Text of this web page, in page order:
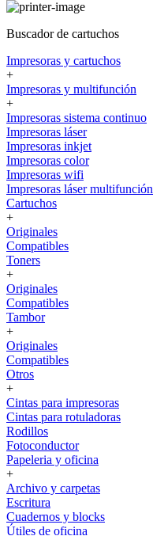
Buscador de cartuchos
Impresoras y cartuchos
+
Impresoras y multifunción
+
Impresoras sistema continuo
Impresoras láser
Impresoras inkjet
Impresoras color
Impresoras wifi
Impresoras láser multifunción
Cartuchos
+
Originales
Compatibles
Toners
+
Originales
Compatibles
Tambor
+
Originales
Compatibles
Otros
+
Cintas para impresoras
Cintas para rotuladoras
Rodillos
Fotoconductor
Papeleria y oficina
+
Archivo y carpetas
Escritura
Cuadernos y blocks
Útiles de oficina